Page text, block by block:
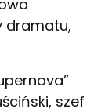
dramatu,
szef